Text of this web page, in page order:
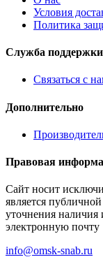
Условия
Политика
Служба поддержки
Связаться с
Дополнительно
Правовая
Сайт носит
является
уточнения наличия
электронную почту
info@omsk-snab.ru